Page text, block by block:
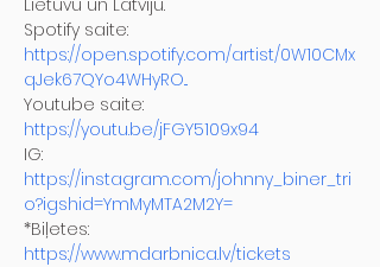
Lietuvu un Latviju.
Spotify saite:
https://open.spotify.com/artist/0W10CMx
qJek67QYo4WHyRO...
Youtube saite:
https://youtu.be/jFGY5109x94
IG:
https://instagram.com/johnny_biner_tri
o?igshid=YmMyMTA2M2Y=
*Biļetes:
https://www.mdarbnica.lv/tickets